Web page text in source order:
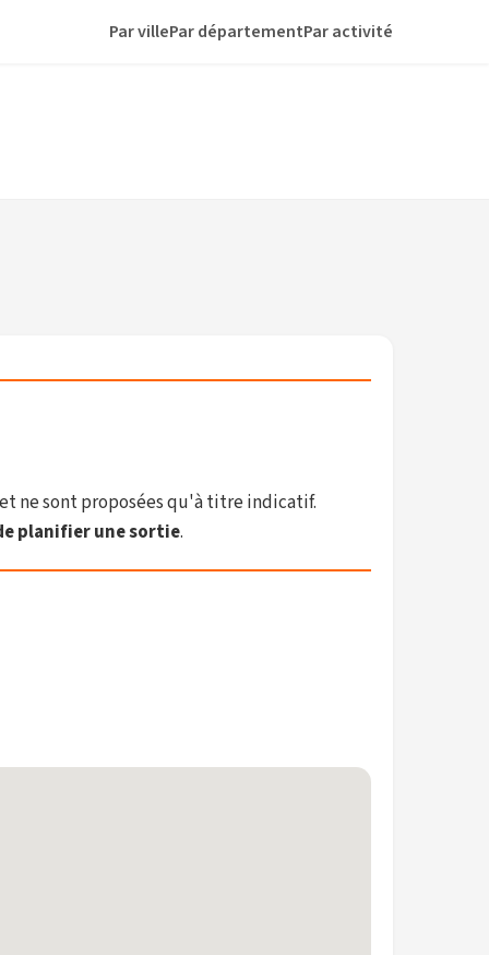
Par villePar départementPar activité
ne sont proposées qu'à titre indicatif.
planifier une sortie.